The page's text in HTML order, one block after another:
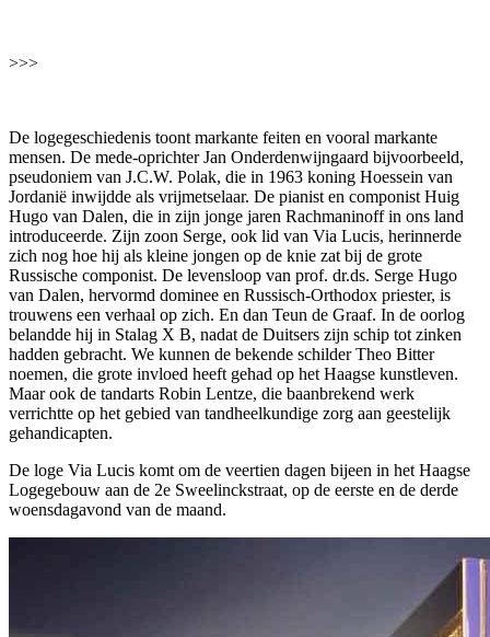
>>>
De logegeschiedenis toont markante feiten en vooral markante
mensen. De mede-oprichter Jan Onderdenwijngaard bijvoorbeeld,
pseudoniem van J.C.W. Polak, die in 1963 koning Hoessein van
Jordanië inwijdde als vrijmetselaar. De pianist en componist Huig
Hugo van Dalen, die in zijn jonge jaren Rachmaninoff in ons land
introduceerde. Zijn zoon Serge, ook lid van Via Lucis, herinnerde
zich nog hoe hij als kleine jongen op de knie zat bij de grote
Russische componist. De levensloop van prof. dr.ds. Serge Hugo
van Dalen, hervormd dominee en Russisch-Orthodox priester, is
trouwens een verhaal op zich. En dan Teun de Graaf. In de oorlog
belandde hij in Stalag X B, nadat de Duitsers zijn schip tot zinken
hadden gebracht. We kunnen de bekende schilder Theo Bitter
noemen, die grote invloed heeft gehad op het Haagse kunstleven.
Maar ook de tandarts Robin Lentze, die baanbrekend werk
verrichtte op het gebied van tandheelkundige zorg aan geestelijk
gehandicapten.
De loge Via Lucis komt om de veertien dagen bijeen in het Haagse
Logegebouw aan de 2e Sweelinckstraat, op de eerste en de derde
woensdagavond van de maand.